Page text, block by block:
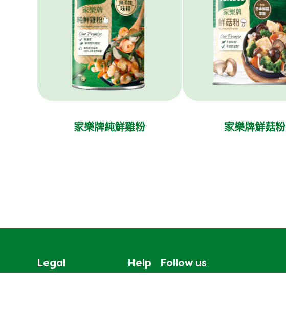
家樂牌純鮮雞粉 家樂牌鮮菇粉
Legal Help Follow us